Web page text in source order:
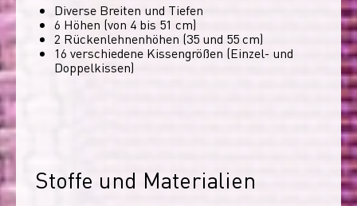
Diverse Breiten und Tiefen
6 Höhen (von 4 bis 51 cm)
2 Rückenlehnenhöhen (35 und 55 cm)
16 verschiedene Kissengrößen (Einzel- und
Doppelkissen)
Stoffe und Materialien